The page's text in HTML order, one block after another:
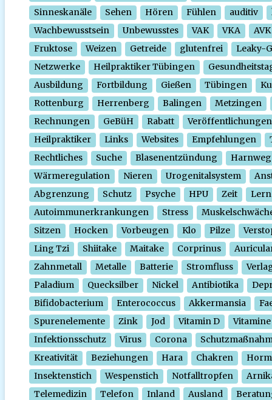
Sinneskanäle
Sehen Hören Fühlen auditiv
Wachbewusstsein
Unbewusstes VAK VKA
AVK
Fruktose
Weizen Getreide glutenfrei
Leaky-
Netzwerke
Heilpraktiker Tübingen
Ausbildung
Fortbildung Gießen Tübingen
Rottenburg
Herrenberg Balingen
Metzingen
Rechnungen
GeBüH Rabatt
Veröffentlichungen
Heilpraktiker
Links Websites Empfehlungen
Rechtliches
Suche Blasenentzündung
Wärmeregulation
Nieren Urogenitalsystem
Abgrenzung
Schutz Psyche HPU Zeit
Autoimmunerkrankungen
Stress
Sitzen
Hocken Vorbeugen Klo Pilze
Ling Tzi
Shiitake Maitake Corprinus
Zahnmetall
Metalle Batterie Stromfluss
Paladium
Quecksilber Nickel Antibiotika
Bifidobacterium
Enterococcus Akkermansia
Spurenelemente
Zink Jod Vitamin D
Vitamine
Infektionsschutz
Virus Corona
Kreativität
Beziehungen Hara Chakren
Insektenstich
Wespenstich Notfalltropfen
Telemedizin
Telefon Inland Ausland